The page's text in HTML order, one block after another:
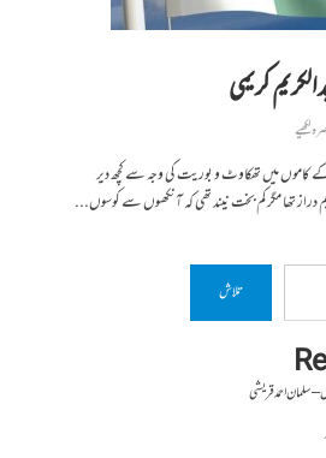
کریمی
لکھیے
میں تھکاوٹ و بوریت کی وجہ سے کچھ دیر
تھا مگر کم بخت نیند تھی کہ آنکھوں سے کوسوں...
تلاش
سلمان احمد قریشی